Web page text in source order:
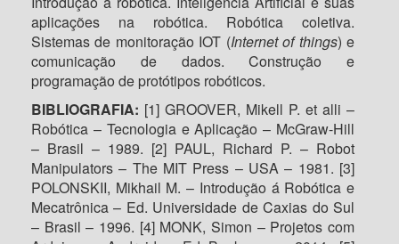
aplicações na robótica. Robótica coletiva.
Sistemas de monitoração IOT (Internet of things) e
comunicação de dados. Construção e
programação de protótipos robóticos.
BIBLIOGRAFIA: [1] GROOVER, Mikell P. et alli –
Robótica – Tecnologia e Aplicação – McGraw-Hill
– Brasil – 1989. [2] PAUL, Richard P. – Robot
Manipulators – The MIT Press – USA – 1981. [3]
POLONSKII, Mikhail M. – Introdução á Robótica e
Mecatrônica – Ed. Universidade de Caxias do Sul
– Brasil – 1996. [4] MONK, Simon – Projetos com